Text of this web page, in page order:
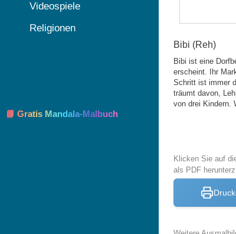
Bibi (Reh)
Bibi ist eine
erscheint. Ihr
Schritt ist immer
träumt davon,
von drei Kindern.
Klicken Sie auf
als PDF
Videospiele
Religionen
📘 Gratis Mandala-Malbuch